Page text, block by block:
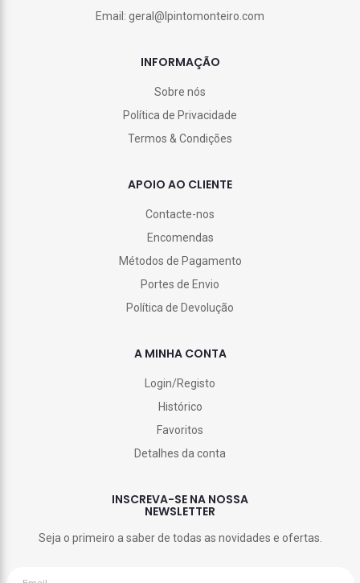
Email: geral@lpintomonteiro.com
INFORMAÇÃO
Sobre nós
Política de Privacidade
Termos & Condições
APOIO AO CLIENTE
Contacte-nos
Encomendas
Métodos de Pagamento
Portes de Envio
Política de Devolução
A MINHA CONTA
Login/Registo
Histórico
Favoritos
Detalhes da conta
INSCREVA-SE NA NOSSA
NEWSLETTER
Seja o primeiro a saber de todas as novidades e ofertas.